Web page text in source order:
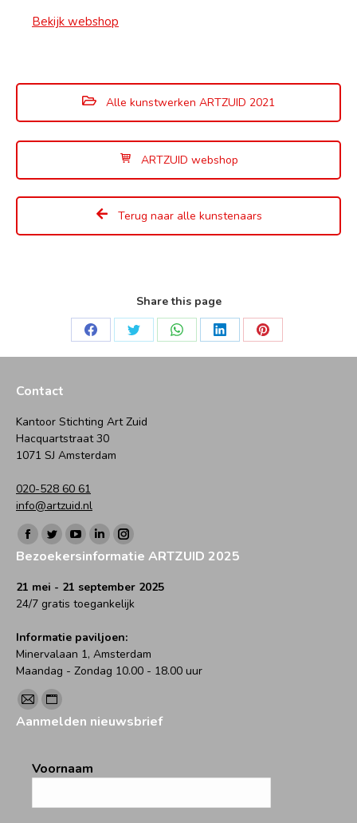
Bekijk webshop
Alle kunstwerken ARTZUID 2021
ARTZUID webshop
Terug naar alle kunstenaars
Share this page
Deel
Deel
Deel
Deel
Deel
Contact
Kantoor Stichting Art Zuid
Hacquartstraat 30
1071 SJ Amsterdam
020-528 60 61
info@artzuid.nl
Vind ons op:
Facebook
page
opens
in
window
Twitter
page
opens
in
window
YouTube
page
opens
in
window
Linkedin
page
opens
in
window
Instagram
page
opens
in
window
Bezoekersinformatie ARTZUID 2025
21 mei - 21 september 2025
24/7 gratis toegankelijk
Informatie paviljoen:
Minervalaan 1, Amsterdam
Maandag - Zondag 10.00 - 18.00 uur
Vind ons op:
Mail
page
in
window
Website
page
in
window
Aanmelden nieuwsbrief
Voornaam